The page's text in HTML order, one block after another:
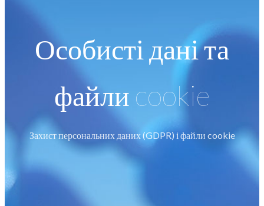
Особисті дані та
файли cookie
Захист персональних даних (GDPR) і файли cookie